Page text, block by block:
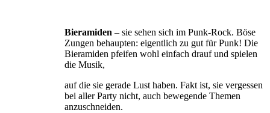
Bieramiden – sie sehen sich im Punk-Rock. Böse
Zungen behaupten: eigentlich zu gut für Punk! Die
Bieramiden pfeifen wohl einfach drauf und spielen
die Musik,
auf die sie gerade Lust haben. Fakt ist, sie vergessen
bei aller Party nicht, auch bewegende Themen
anzuschneiden.